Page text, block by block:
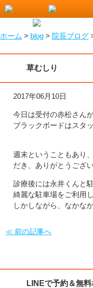
小山市で整骨院をお探しな
ホーム > blog > 院長ブログ
草むしり
2017年06月10日
今日は受付の赤松さん
ブラックボードはスタ
週末ということもあり
だき、ありがとうござ
診療後には永井くんと
綺麗な駐車場をご利用
しかしながら、なかな
≪ 前の記事へ
LINEで予約＆無